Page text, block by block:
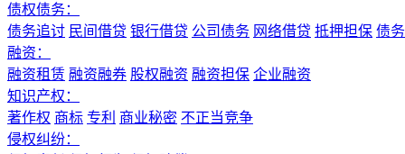
债权债务：
债务追讨 民间借贷 银行借贷 公司债务 网络借贷 抵押担保 债
融资：
融资租赁 融资融券 股权融资 融资担保 企业融资
知识产权：
著作权 商标 专利 商业秘密 不正当竞争
侵权纠纷：